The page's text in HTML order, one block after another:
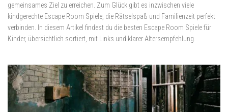
gemeinsames Ziel zu erreichen. Zum Glück gibt es inzwischen viele
kindgerechte Escape Room Spiele, die Rätselspaß und Familienzeit perfekt
verbinden. In diesem Artikel findest du die besten Escape Room Spiele für
Kinder, übersichtlich sortiert, mit Links und klarer Altersempfehlung.